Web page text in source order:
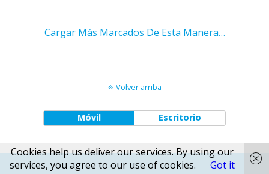
Cargar Más Marcados De Esta Manera…
Volver arriba
Móvil Escritorio
Cookies help us deliver our services. By using our
services, you agree to our use of cookies.
Got it